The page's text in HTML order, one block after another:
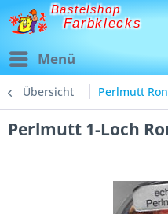
Bastelshop
Farbklecks
Menü
Übersicht Perlmutt
Perlmutt 1-Loch